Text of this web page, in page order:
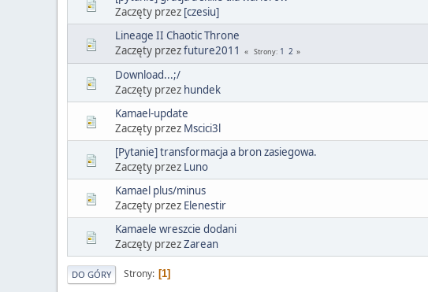
Zaczęty przez [czesiu]
Lineage II Chaotic Throne
Zaczęty przezfuture2011 Strony 1 2
Download...;/
Zaczęty przez hundek
Kamael-update
Zaczęty przez Mscici3l
[Pytanie] transformacja a bron zasiegowa.
Zaczęty przez Luno
Kamael plus/minus
Zaczęty przez Elenestir
Kamaele wreszcie dodani
Zaczęty przezZarean
DO GÓRY Strony 1